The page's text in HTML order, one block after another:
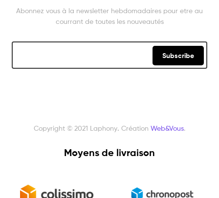
Abonnez vous à la newsletter hebdomadaires pour etre au
courrant de toutes les nouveautés
Subscribe
Copyright © 2021 Laphony. Création Web&Vous.
Moyens de livraison